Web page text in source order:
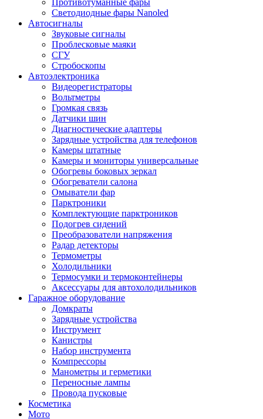
Светодиодные фары Nanoled
Автосигналы
Звуковые сигналы
Проблесковые маяки
СГУ
Стробоскопы
Автоэлектроника
Видеорегистраторы
Вольтметры
Громкая связь
Датчики шин
Диагностические адаптеры
Зарядные устройства для телефонов
Камеры штатные
Камеры и мониторы универсальные
Обогревы боковых зеркал
Обогреватели салона
Омыватели фар
Парктроники
Комплектующие парктроников
Подогрев сидений
Преобразователи напряжения
Радар детекторы
Термометры
Холодильники
Термосумки и термоконтейнеры
Аксессуары для автохолодильников
Гаражное оборудование
Домкраты
Зарядные устройства
Инструмент
Канистры
Набор инструмента
Компрессоры
Манометры и герметики
Переносные лампы
Провода пусковые
Косметика
Мото